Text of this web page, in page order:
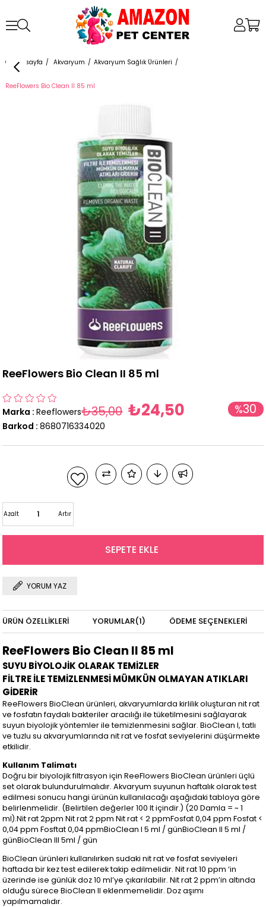
Anasayfa Akvaryum Akvaryum Sağlık Ürünleri
ReeFlowers Bio Clean II 85 ml
ReeFlowers Bio Clean II 85 ml
Marka : Reeflowers %30
₺35,00 ₺24,50
Barkod : 8680716334020
Artır
Azalt
YORUM YAZ
ÜRÜN ÖZELLIKLERI YORUMLAR(1) ÖDEME SEÇENEKLERI
ReeFlowers Bio Clean II 85 ml​
SUYU BİYOLOJİK OLARAK TEMİZLER
FİLTRE İLE TEMİZLENMESİ MÜMKÜN OLMAYAN ATIKLARI
GİDERİR
ReeFlowers BioClean ürünleri, akvaryumlarda kirlilik oluşturan nit rat
ve fosfatın faydalı bakteriler aracılığı ile tüketilmesini sağlayarak
suyun biyolojik yöntemler ile temizlenmesini sağlar. BioClean I, tatlı
ve tuzlu su akvaryumlarında nit rat ve fosfat seviyelerini düşürmekte
etkilidir.
Kullanım Talimatı
Doğru bir biyolojik filtrasyon için ReeFlowers BioClean ürünleri üçlü
set olarak bulundurulmalıdır. Akvaryum suyunun haftalık olarak test
edilmesi sonucu hangi ürünün kullanılacağı aşağıdaki tabloya göre
belirlenmelidir. (Belirtilen değerler 100 lt içindir.) (20 Damla = ~ 1
ml).Nit rat 2ppm Nit rat 2 ppm Nit rat < 2 ppmFosfat 0,04 ppm Fosfat <
0,04 ppm Fosftat 0,04 ppmBioClean I 5 ml / günBioClean II 5 ml /
günBioClean III 5ml / gün
BioClean ürünleri kullanılırken sudaki nit rat ve fosfat seviyeleri
haftada bir kez test edilerek takip edilmelidir. Nit rat 10 ppm ‘in
üzerinde ise günlük doz 10 ml’ye çıkarılabilir. Nit rat 2 ppm’in altında
olduğu sürece BioClean II eklenmemelidir. Doz aşımı
yapılmamalıdır.